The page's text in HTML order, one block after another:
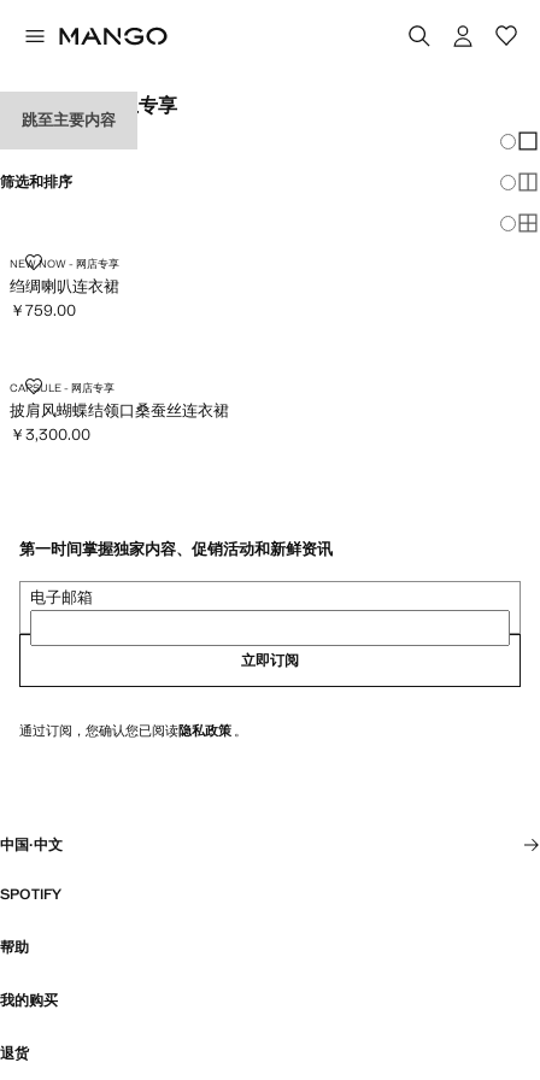
跳至主要内容
女士连衣裙 网上专享
筛选和排序
改变
显
显
显
NEW NOW - 网店专享
绉绸喇叭连衣裙
绉绸喇叭连衣裙
当前价格 [￥759.00 ]
￥759.00
CAPSULE - 网店专享
披肩风蝴蝶结领口桑蚕丝连衣裙
披肩风蝴蝶结领口桑蚕丝连衣裙
当前价格 [￥3,300.00 ]
￥3,300.00
第一时间掌握独家内容、促销活动和新鲜资讯
电子邮箱
立即订阅
通过订阅，您确认您已阅读隐私政策
中国·中文
SPOTIFY
帮助
我的购买
退货